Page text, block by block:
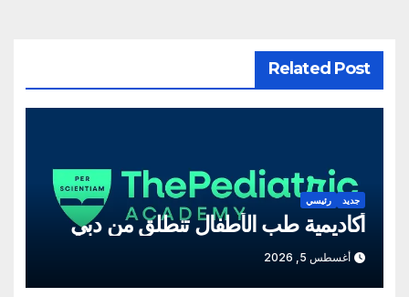
Related Post
جديد رئيسي
أكاديمية طب الأطفال تنطلق من دبي
أغسطس 5, 2026